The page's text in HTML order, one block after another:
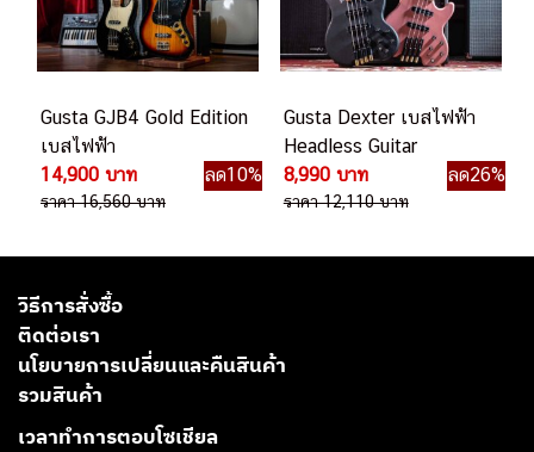
Gusta GJB4 Gold Edition
เบสไฟฟ้า
14,900 บาท
ลด10%
ราคา 16,560 บาท
Gusta Dexter เบสไฟฟ้า
Headless Guitar
8,990 บาท
ลด26%
ราคา 12,110 บาท
วิธีการสั่งซื้อ
ติดต่อเรา
นโยบายการเปลี่ยนและคืนสินค้า
รวมสินค้า
เวลาทำการตอบโซเชียล